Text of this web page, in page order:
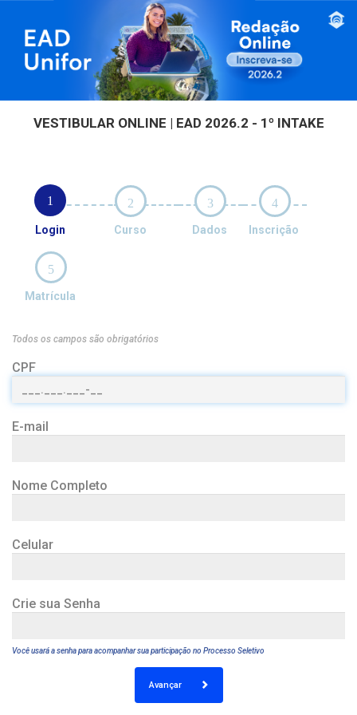
VESTIBULAR ONLINE | EAD 2026.2 - 1º INTAKE
1
Login
2
Curso
3
Dados
4
Inscrição
5
Matrícula
Todos os campos são obrigatórios
CPF
E-mail
Nome Completo
Celular
Crie sua Senha
Você usará a senha para acompanhar sua participação no Processo Seletivo
Avançar